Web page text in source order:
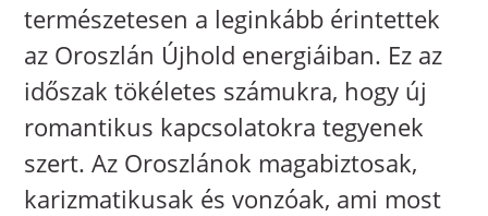
természetesen a leginkább érintettek
az Oroszlán Újhold energiáiban. Ez az
időszak tökéletes számukra, hogy új
romantikus kapcsolatokra tegyenek
szert. Az Oroszlánok magabiztosak,
karizmatikusak és vonzóak, ami most